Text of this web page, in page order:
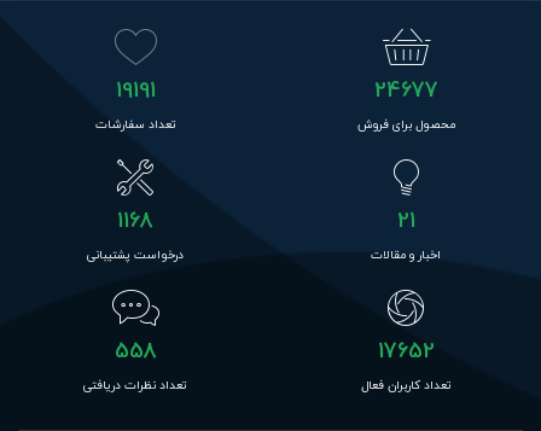
24677
محصول برای فروش
19191
تعداد سفارشات
21
اخبار و مقالات
1168
درخواست پشتیبانی
17652
تعداد کاربران فعال
558
تعداد نظرات دریافتی